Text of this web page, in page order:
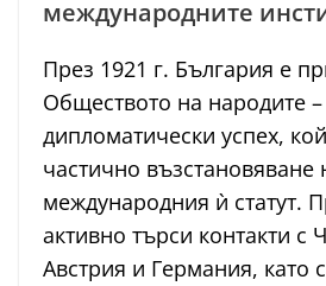
международните
През 1921 г. България е
Обществото на народите –
дипломатически успех,
частично възстановяване
международния ѝ статут.
активно търси контакти с
Австрия и Германия, като